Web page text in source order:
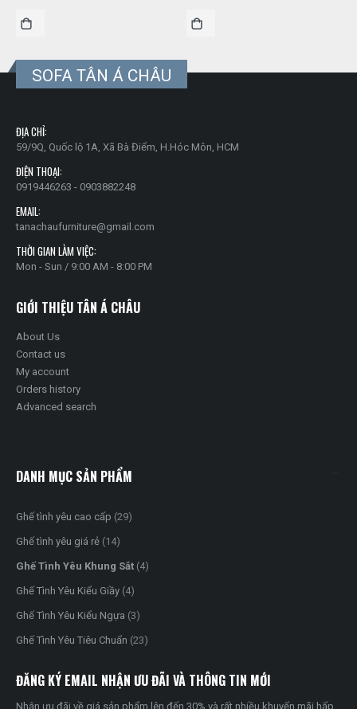
SOFA TÂN Á CHÂU
ĐỊA CHỈ:
59/9Q, Quốc lộ 1A, Xã Bà Điểm, H.Hóc Môn, HCM
ĐIỆN THOẠI:
0919446263 - 0903882248
EMAIL:
tanachaufurniture@gmail.com
THỜI GIAN LÀM VIỆC:
Mon - Sun / 9:00 AM - 8:00 PM
GIỚI THIỆU TÂN Á CHÂU
About Us
Contact us
My account
Orders history
Advanced search
DANH MỤC SẢN PHẨM
Ghế tình yêu cao cấp (29)
Ghế tình yêu giá rẻ (14)
Ghế Tình Yêu Khung Sắt (4)
Ghế Tình Yêu Kiểu Giầy (4)
Ghế Tình Yêu Kiểu Ngựa (3)
Ghế Tình Yêu Tiêu Chuẩn (23)
ĐĂNG KÝ EMAIL NHẬN ƯU ĐÃI VÀ THÔNG TIN MỚI
Nhận ưu đãi về giá sản phẩm lên đến 30% và rất nhiều khuyến mãi hấp